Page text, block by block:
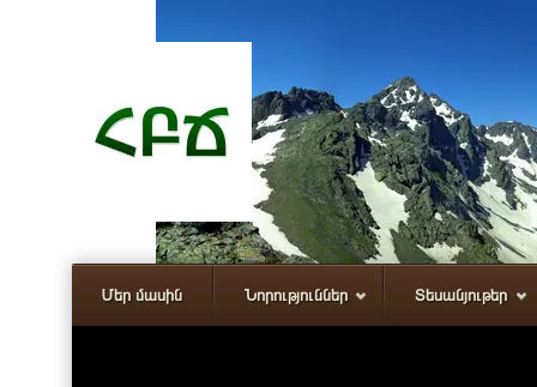
Մեր մասին Նորություններ Տեսանյութեր